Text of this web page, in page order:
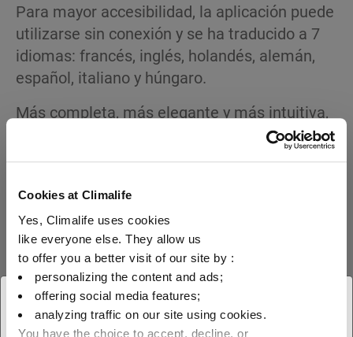
Cookies at Climalife
Yes, Climalife uses cookies
like everyone else. They allow us
to offer you a better visit of our site by :
personalizing the content and ads;
offering social media features;
analyzing traffic on our site using cookies.
You have the choice to accept, decline, or
× Cerrar
Para mayor accesibilidad, la aplicación puede
utilizarse sin conexión y se ha traducido a 7
idiomas: francés, inglés, holandés, alemán,
español, italiano y húngaro.
Más completa, más elegante y más intuitiva,
ya está
disponible.
Descárgalo aquí: